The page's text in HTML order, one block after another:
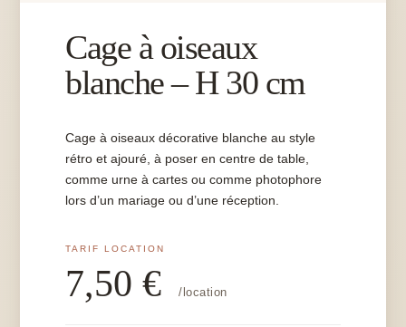
Cage à oiseaux
blanche – H 30 cm
Cage à oiseaux décorative blanche au style
rétro et ajouré, à poser en centre de table,
comme urne à cartes ou comme photophore
lors d’un mariage ou d’une réception.
7,50€ /location